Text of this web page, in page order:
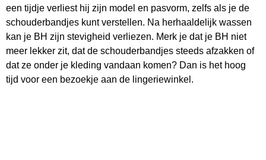
een tijdje verliest hij zijn model en pasvorm, zelfs als je de
schouderbandjes kunt verstellen. Na herhaaldelijk wassen
kan je BH zijn stevigheid verliezen. Merk je dat je BH niet
meer lekker zit, dat de schouderbandjes steeds afzakken of
dat ze onder je kleding vandaan komen? Dan is het hoog
tijd voor een bezoekje aan de lingeriewinkel.